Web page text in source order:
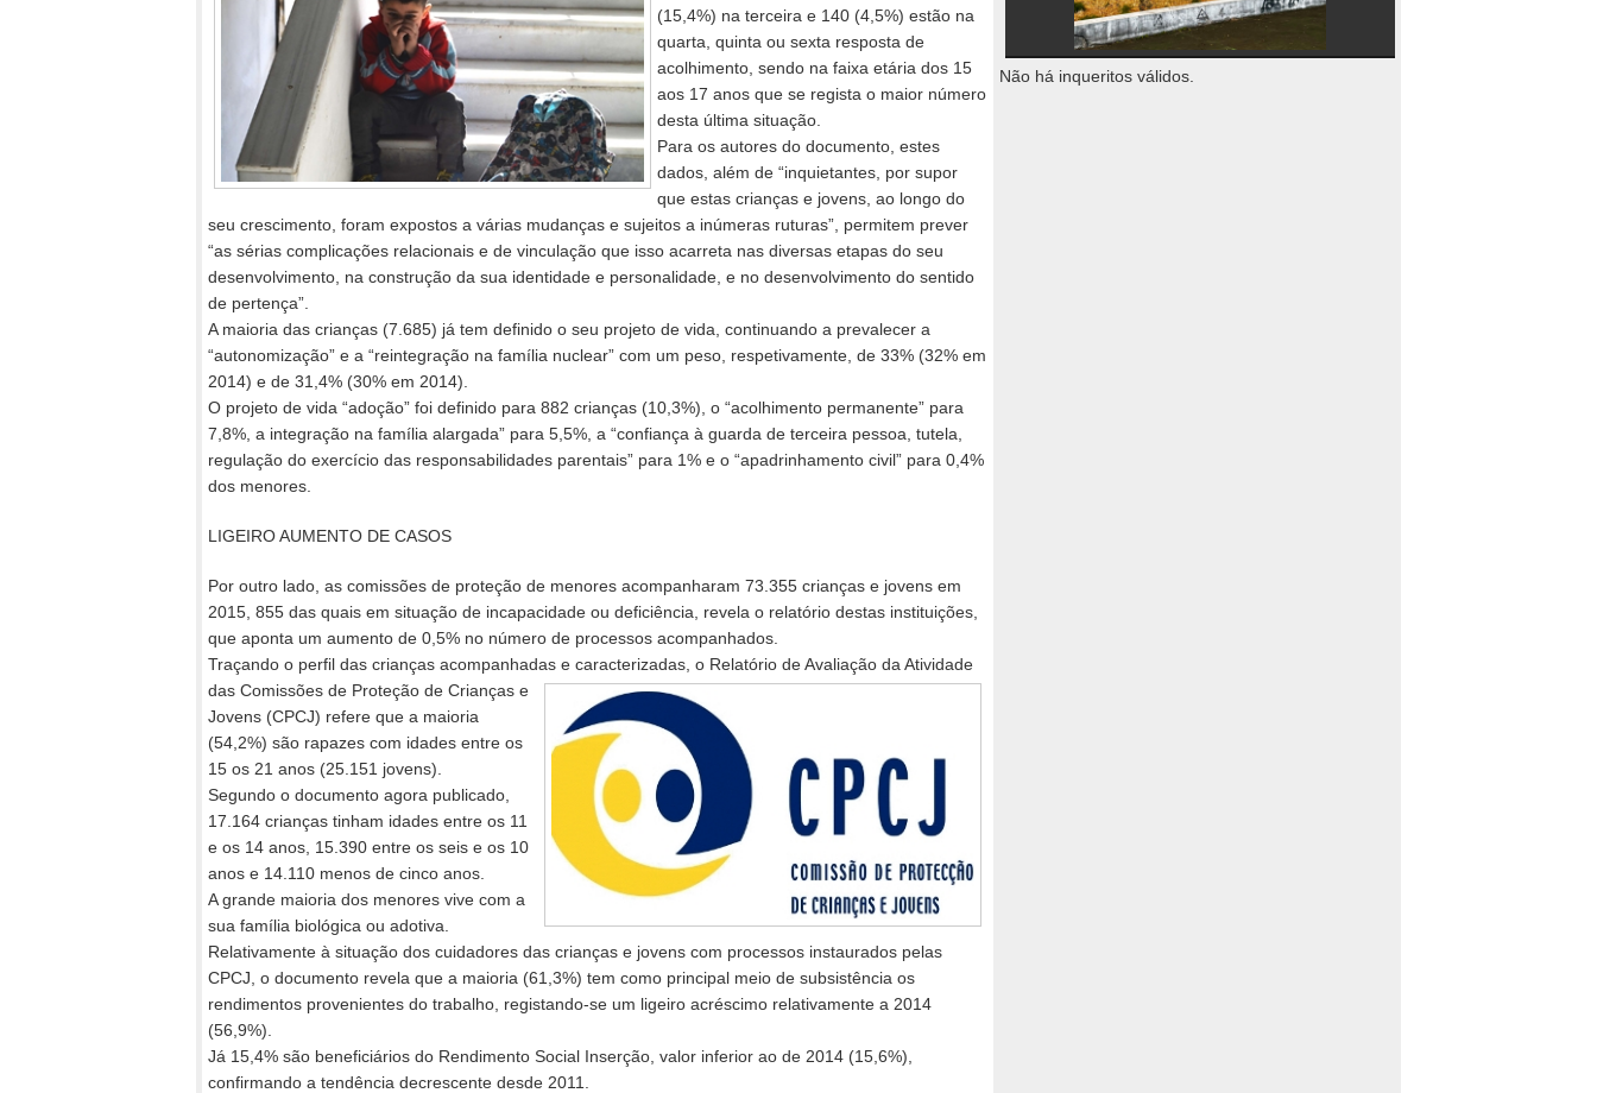
(15,4%) na terceira e 140 (4,5%) estão na
quarta, quinta ou sexta resposta de
acolhimento, sendo na faixa etária dos 15
aos 17 anos que se regista o maior número
desta última situação.
Para os autores do documento, estes
dados, além de “inquietantes, por supor
que estas crianças e jovens, ao longo do
seu crescimento, foram expostos a várias mudanças e sujeitos a inúmeras ruturas”, permitem prever
“as sérias complicações relacionais e de vinculação que isso acarreta nas diversas etapas do seu
desenvolvimento, na construção da sua identidade e personalidade, e no desenvolvimento do sentido
de pertença”.
A maioria das crianças (7.685) já tem definido o seu projeto de vida, continuando a prevalecer a
“autonomização” e a “reintegração na família nuclear” com um peso, respetivamente, de 33% (32% em
2014) e de 31,4% (30% em 2014).
O projeto de vida “adoção” foi definido para 882 crianças (10,3%), o “acolhimento permanente” para
7,8%, a integração na família alargada” para 5,5%, a “confiança à guarda de terceira pessoa, tutela,
regulação do exercício das responsabilidades parentais” para 1% e o “apadrinhamento civil” para 0,4%
dos menores.
LIGEIRO AUMENTO DE CASOS
Por outro lado, as comissões de proteção de menores acompanharam 73.355 crianças e jovens em
2015, 855 das quais em situação de incapacidade ou deficiência, revela o relatório destas instituições,
que aponta um aumento de 0,5% no número de processos acompanhados.
Traçando o perfil das crianças acompanhadas e caracterizadas, o Relatório de Avaliação da Atividade
das Comissões de Proteção de Crianças e
Jovens (CPCJ) refere que a maioria
(54,2%) são rapazes com idades entre os
15 os 21 anos (25.151 jovens).
Segundo o documento agora publicado,
17.164 crianças tinham idades entre os 11
e os 14 anos, 15.390 entre os seis e os 10
anos e 14.110 menos de cinco anos.
A grande maioria dos menores vive com a
sua família biológica ou adotiva.
Relativamente à situação dos cuidadores das crianças e jovens com processos instaurados pelas
CPCJ, o documento revela que a maioria (61,3%) tem como principal meio de subsistência os
rendimentos provenientes do trabalho, registando-se um ligeiro acréscimo relativamente a 2014
(56,9%).
Já 15,4% são beneficiários do Rendimento Social Inserção, valor inferior ao de 2014 (15,6%),
confirmando a tendência decrescente desde 2011.
Não há inqueritos válidos.